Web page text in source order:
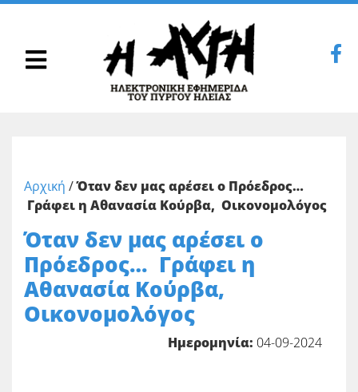
Αρχική /Όταν δεν μας αρέσει ο Πρόεδρος…
Γράφει η Αθανασία Κούρβα, Οικονομολόγος
Όταν δεν μας αρέσει ο
Πρόεδρος… Γράφει η
Αθανασία Κούρβα,
Οικονομολόγος
Ημερομηνία: 04-09-2024